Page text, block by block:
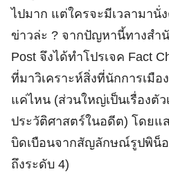
ไปมาก แต่ใครจะมีเวลามานั่
ข่าวล่ะ ? จากปัญหานี้ทางสำ
Post จึงได้ทำโปรเจค Fact
ที่มาวิเคราะห์สิ่งที่นักการเมือ
แค่ไหน (ส่วนใหญ่เป็นเรื่องตั
ประวัติศาสตร์ในอดีต) โดยแ
บิดเบือนจากสัญลักษณ์รูปพิน็
ถึงระดับ 4)